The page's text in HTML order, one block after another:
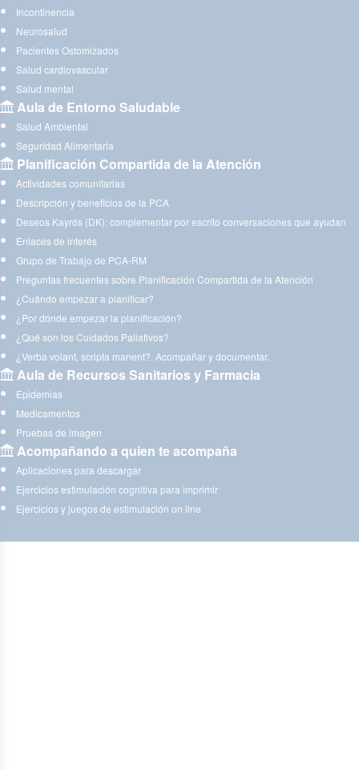
Incontinencia
Neurosalud
Pacientes Ostomizados
Salud cardiovascular
Salud mental
Aula de Entorno Saludable
Salud Ambiental
Seguridad Alimentaria
Planificación Compartida de la Atención
Actividades comunitarias
Descripción y beneficios de la PCA
Deseos Kayrós (DK): complementar por escrito conversaciones que ayudan
Enlaces de interés
Grupo de Trabajo de PCA-RM
Preguntas frecuentes sobre Planificación Compartida de la Atención
¿Cuándo empezar a planificar?
¿Por dónde empezar la planificación?
¿Qué son los Cuidados Paliativos?
¿Verba volant, scripta manent?. Acompañar y documentar.
Aula de Recursos Sanitarios y Farmacia
Epidemias
Medicamentos
Pruebas de imagen
Acompañando a quien te acompaña
Aplicaciones para descargar
Ejercicios estimulación cognitiva para imprimir
Ejercicios y juegos de estimulación on line